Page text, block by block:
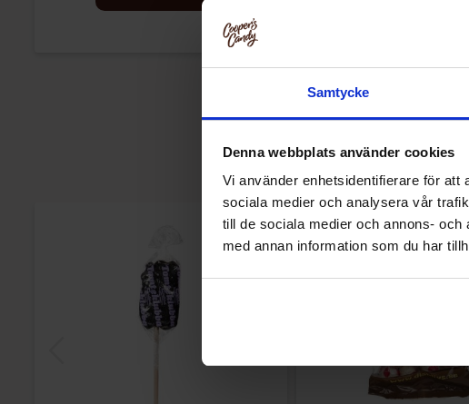
Samtycke
Denna webbplats använder cookies
Vi använder enhetsidentifierare för att
sociala medier och analysera vår
till de sociala medier och annons-
med annan information som du har